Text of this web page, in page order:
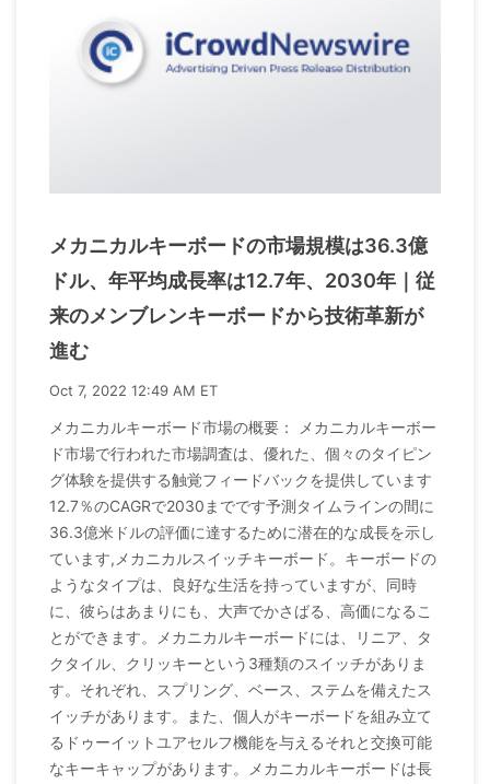
メカニカルキーボードの市場規模は36.3億
ドル、年平均成長率は12.7年、2030年｜従
来のメンブレンキーボードから技術革新が
進む
Oct 7, 2022 12:49 AM ET
メカニカルキーボード市場の概要： メカニカルキーボー
ド市場で行われた市場調査は、優れた、個々のタイピン
グ体験を提供する触覚フィードバックを提供しています
12.7％のCAGRで2030までです予測タイムラインの間に
36.3億米ドルの評価に達するために潜在的な成長を示し
ています,メカニカルスイッチキーボード。キーボードの
ようなタイプは、良好な生活を持っていますが、同時
に、彼らはあまりにも、大声でかさばる、高価になるこ
とができます。メカニカルキーボードには、リニア、タ
クタイル、クリッキーという3種類のスイッチがありま
す。それぞれ、スプリング、ベース、ステムを備えたス
イッチがあります。また、個人がキーボードを組み立て
るドゥーイットユアセルフ機能を与えるそれと交換可能
なキーキャップがあります。メカニカルキーボードは長